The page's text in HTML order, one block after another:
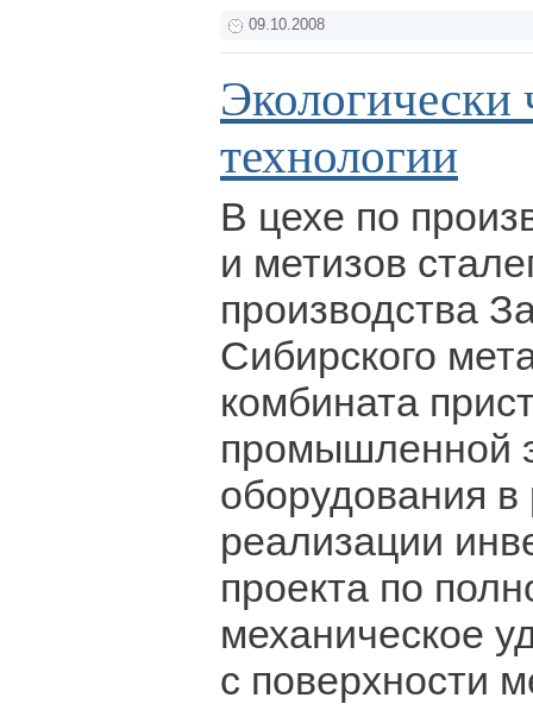
09.10.2008
Экологически
технологии
В цехе по
и метизов
производства
Сибирского
комбината
промышленной
оборудования в
реализации
проекта по
механическое
с поверхности